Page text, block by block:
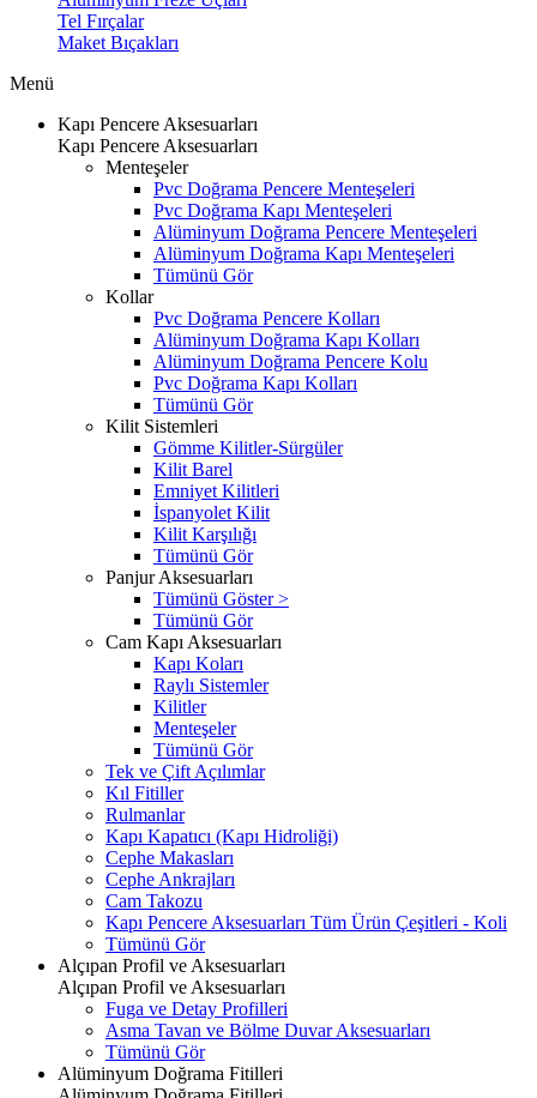
Tel Fırçalar
Maket Bıçakları
Menü
Kapı Pencere Aksesuarları
Kapı Pencere Aksesuarları
Menteşeler
Pvc Doğrama Pencere Menteşeleri
Pvc Doğrama Kapı Menteşeleri
Alüminyum Doğrama Pencere Menteşeleri
Alüminyum Doğrama Kapı Menteşeleri
Tümünü Gör
Kollar
Pvc Doğrama Pencere Kolları
Alüminyum Doğrama Kapı Kolları
Alüminyum Doğrama Pencere Kolu
Pvc Doğrama Kapı Kolları
Tümünü Gör
Kilit Sistemleri
Gömme Kilitler-Sürgüler
Kilit Barel
Emniyet Kilitleri
İspanyolet Kilit
Kilit Karşılığı
Tümünü Gör
Panjur Aksesuarları
Tümünü Göster >
Tümünü Gör
Cam Kapı Aksesuarları
Kapı Koları
Raylı Sistemler
Kilitler
Menteşeler
Tümünü Gör
Tek ve Çift Açılımlar
Kıl Fitiller
Rulmanlar
Kapı Kapatıcı (Kapı Hidroliği)
Cephe Makasları
Cephe Ankrajları
Cam Takozu
Kapı Pencere Aksesuarları Tüm Ürün Çeşitleri - Koli
Tümünü Gör
Alçıpan Profil ve Aksesuarları
Alçıpan Profil ve Aksesuarları
Fuga ve Detay Profilleri
Asma Tavan ve Bölme Duvar Aksesuarları
Tümünü Gör
Alüminyum Doğrama Fitilleri